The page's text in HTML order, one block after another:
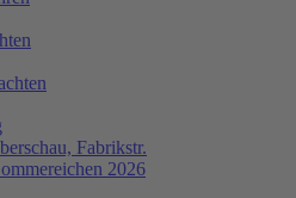
Fabrikstr.
2026